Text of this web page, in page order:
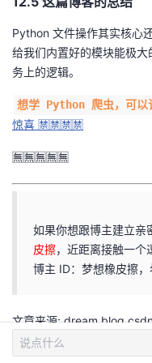
Python 文件操作其实核心
给我们内置好的模块能极
务上的逻辑。
想学 Python 爬虫，可以
惊喜 🈲🈲🈲🈲
🈚🈚🈚🈚🈚
如果你想跟博主建立亲
皮擦，近距离接触一个
博主 ID：梦想橡皮擦
文章来源:
者所有，如需转载，请联系